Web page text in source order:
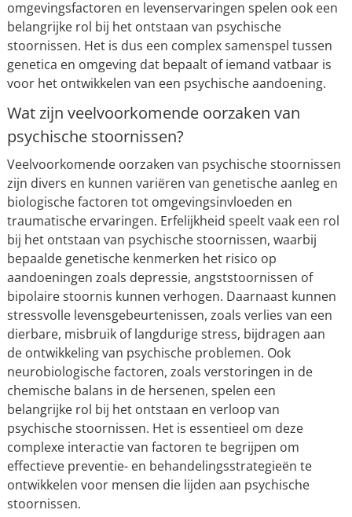
omgevingsfactoren en levenservaringen spelen ook een
belangrijke rol bij het ontstaan van psychische
stoornissen. Het is dus een complex samenspel tussen
genetica en omgeving dat bepaalt of iemand vatbaar is
voor het ontwikkelen van een psychische aandoening.
Wat zijn veelvoorkomende oorzaken van
psychische stoornissen?
Veelvoorkomende oorzaken van psychische stoornissen
zijn divers en kunnen variëren van genetische aanleg en
biologische factoren tot omgevingsinvloeden en
traumatische ervaringen. Erfelijkheid speelt vaak een rol
bij het ontstaan van psychische stoornissen, waarbij
bepaalde genetische kenmerken het risico op
aandoeningen zoals depressie, angststoornissen of
bipolaire stoornis kunnen verhogen. Daarnaast kunnen
stressvolle levensgebeurtenissen, zoals verlies van een
dierbare, misbruik of langdurige stress, bijdragen aan
de ontwikkeling van psychische problemen. Ook
neurobiologische factoren, zoals verstoringen in de
chemische balans in de hersenen, spelen een
belangrijke rol bij het ontstaan en verloop van
psychische stoornissen. Het is essentieel om deze
complexe interactie van factoren te begrijpen om
effectieve preventie- en behandelingsstrategieën te
ontwikkelen voor mensen die lijden aan psychische
stoornissen.